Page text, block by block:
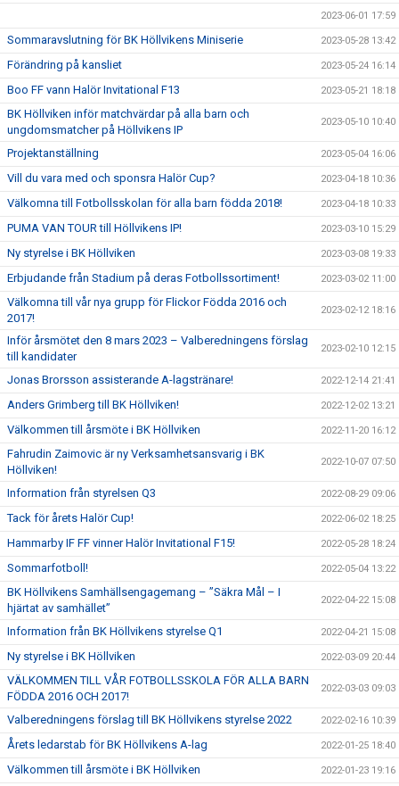
2023-06-01 17:59
Sommaravslutning för BK Höllvikens Miniserie 2023-05-28 13:42
Förändring på kansliet 2023-05-24 16:14
Boo FF vann Halör Invitational F13 2023-05-21 18:18
BK Höllviken inför matchvärdar på alla barn och
ungdomsmatcher på Höllvikens IP
2023-05-10 10:40
Projektanställning 2023-05-04 16:06
Vill du vara med och sponsra Halör Cup? 2023-04-18 10:36
Välkomna till Fotbollsskolan för alla barn födda 2018! 2023-04-18 10:33
PUMA VAN TOUR till Höllvikens IP! 2023-03-10 15:29
Ny styrelse i BK Höllviken 2023-03-08 19:33
Erbjudande från Stadium på deras Fotbollssortiment! 2023-03-02 11:00
Välkomna till vår nya grupp för Flickor Födda 2016 och
2017!
2023-02-12 18:16
Inför årsmötet den 8 mars 2023 – Valberedningens förslag
till kandidater
2023-02-10 12:15
Jonas Brorsson assisterande A-lagstränare! 2022-12-14 21:41
Anders Grimberg till BK Höllviken! 2022-12-02 13:21
Välkommen till årsmöte i BK Höllviken 2022-11-20 16:12
Fahrudin Zaimovic är ny Verksamhetsansvarig i BK
Höllviken!
2022-10-07 07:50
Information från styrelsen Q3 2022-08-29 09:06
Tack för årets Halör Cup! 2022-06-02 18:25
Hammarby IF FF vinner Halör Invitational F15! 2022-05-28 18:24
Sommarfotboll! 2022-05-04 13:22
BK Höllvikens Samhällsengagemang – ”Säkra Mål – I
hjärtat av samhället”
2022-04-22 15:08
Information från BK Höllvikens styrelse Q1 2022-04-21 15:08
Ny styrelse i BK Höllviken 2022-03-09 20:44
VÄLKOMMEN TILL VÅR FOTBOLLSSKOLA FÖR ALLA BARN
FÖDDA 2016 OCH 2017!
2022-03-03 09:03
Valberedningens förslag till BK Höllvikens styrelse 2022 2022-02-16 10:39
Årets ledarstab för BK Höllvikens A-lag 2022-01-25 18:40
Välkommen till årsmöte i BK Höllviken 2022-01-23 19:16